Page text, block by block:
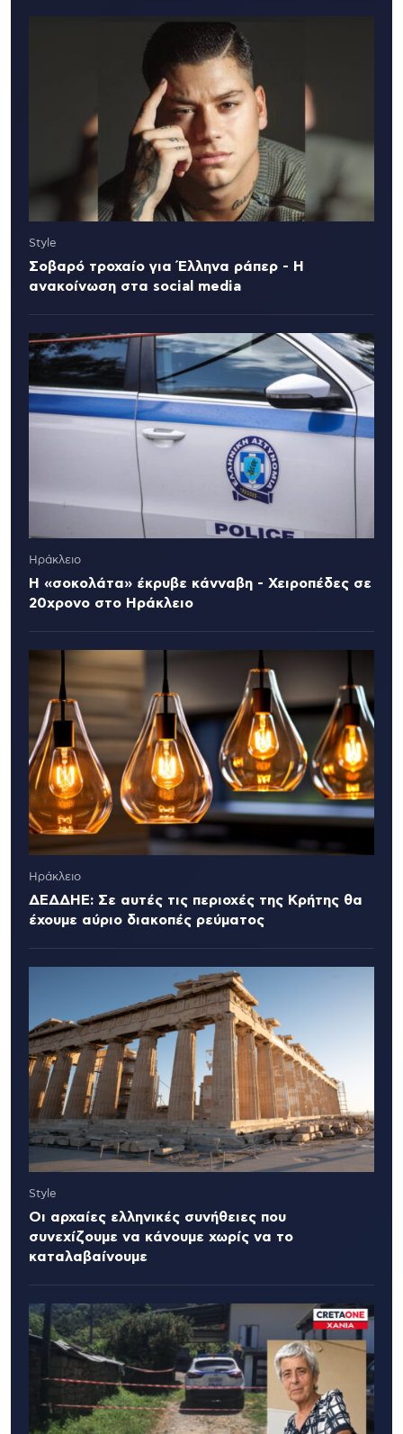
Style
Σοβαρό τροχαίο για Έλληνα ράπερ - Η
ανακοίνωση στα social media
Ηράκλειο
Η «σοκολάτα» έκρυβε κάνναβη - Χειροπέδες σε
20χρονο στο Ηράκλειο
Ηράκλειο
ΔΕΔΔΗΕ: Σε αυτές τις περιοχές της Κρήτης θα
έχουμε αύριο διακοπές ρεύματος
Style
Οι αρχαίες ελληνικές συνήθειες που
συνεχίζουμε να κάνουμε χωρίς να το
καταλαβαίνουμε